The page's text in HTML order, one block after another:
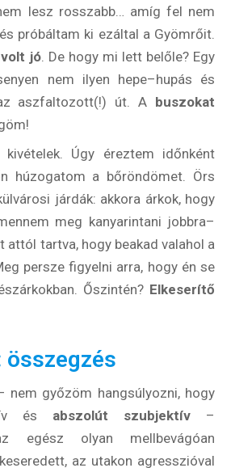
-
játék -
100
lesz rosszabb… amíg fel nem
próbáltam ki ezáltal a Gyömrőit.
jó. De hogy mi lett belőle? Egy
nem ilyen hepe–hupás és
aszfaltozott(!) út. A buszokat
Úgy éreztem időnként
n húzogatom a bőröndömet. Örs
járdák: akkora árkok, hogy
meg kanyarintani jobbra–
attól tartva, hogy beakad valahol a
persze figyelni arra, hogy én se
Őszintén? Elkeserítő
összegzés
nem győzöm hangsúlyozni, hogy
és abszolút szubjektív –
egész olyan mellbevágóan
az utakon agresszióval